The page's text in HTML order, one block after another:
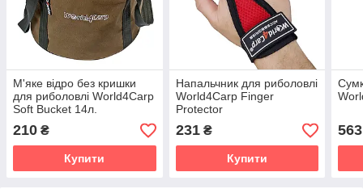
М'яке відро без кришки
для риболовлі World4Carp
Soft Bucket 14л.
210 ₴
Купити
Напальчник для риболовлі
World4Carp Finger
Protector
231₴
Купити
563